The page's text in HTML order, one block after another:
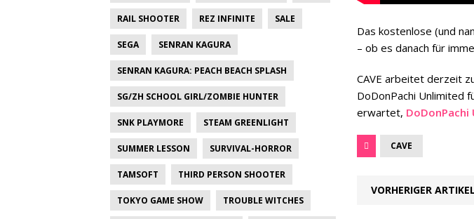
Das kostenlose (und
– ob es danach für
CAVE arbeitet derzeit
DoDonPachi Unlimited
erwartet, DoDonPachi
CAVE
VORHERIGER ARTIKEL
RAIL SHOOTER REZ INFINITE SALE
SEGA SENRAN KAGURA
SENRAN KAGURA: PEACH BEACH SPLASH
SG/ZH SCHOOL GIRL/ZOMBIE HUNTER
SNK PLAYMORE STEAM GREENLIGHT
SUMMER LESSON SURVIVAL-HORROR
TAMSOFT THIRD PERSON SHOOTER
TOKYO GAME SHOW TROUBLE WITCHES